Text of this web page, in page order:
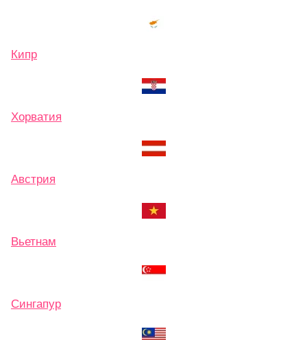
Кипр
Хорватия
Австрия
Вьетнам
Сингапур